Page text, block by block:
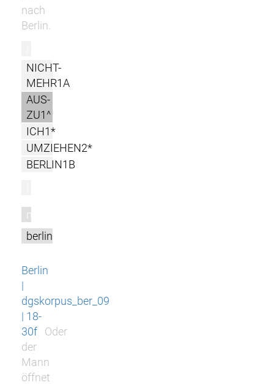
nach
Berlin.
NICHT-
MEHR1A
AUS-
ZU1^
ICH1*
UMZIEHEN2*
BERLIN1B
m
berlin
Berlin
|
dgskorpus_ber_09
| 18-
30f
Oder
der
Mann
öffnet